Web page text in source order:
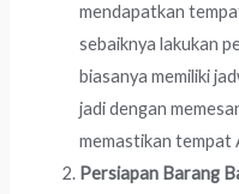
mendapatkan
sebaiknya lakukan
biasanya memiliki
jadi dengan
memastikan tempat
Persiapan Barang